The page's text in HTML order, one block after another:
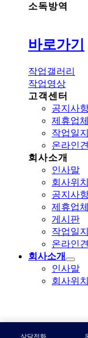
소독방역
바로가기
작업갤러리
작업영상
고객센터
공지사
제휴업
작업일지
온라인
회사소개
인사말
회사위치
공지사
제휴업
게시판
작업일지
온라인
회사소개
인사말
회사위치
상담전화